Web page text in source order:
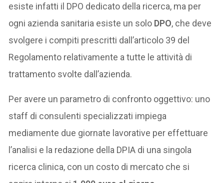
esiste infatti il DPO dedicato della ricerca, ma per
ogni azienda sanitaria esiste un solo DPO, che deve
svolgere i compiti prescritti dall’articolo 39 del
Regolamento relativamente a tutte le attività di
trattamento svolte dall’azienda.
Per avere un parametro di confronto oggettivo: uno
staff di consulenti specializzati impiega
mediamente due giornate lavorative per effettuare
l’analisi e la redazione della DPIA di una singola
ricerca clinica, con un costo di mercato che si